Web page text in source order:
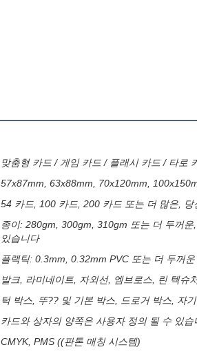
맞춤형 카드 / 게임 카드 / 플래시 카드 / 타로 카
57x87mm, 63x88mm, 70x120mm,
54 카드, 100 카드, 200 카드 또는 더 많은, 당신
종이: 280gm, 300gm, 310gm 또는 더 두꺼운,
있습니다
플랙틱: 0.3mm, 0.32mm PVC 또는 더 두꺼운
발크, 라미네이트, 자외선, 엠브로스, 린 텍슈처,
턱 박스, 뚜?? 및 기본 박스, 드로거 박스, 자기
카드와 상자의 양쪽은 사용자 정의 될 수 있습니
CMYK, PMS ((판톤 매칭 시스템)